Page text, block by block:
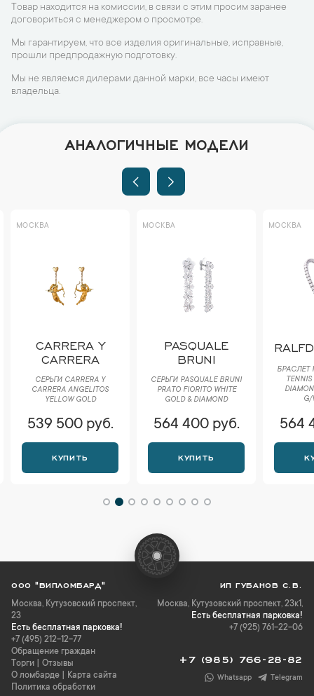
Товар находится на комиссии, в связи с этим просим заранее
договориться с менеджером о просмотре.
Мы гарантируем, что все изделия оригинальные, исправные,
прошли предпродажную подготовку.
Мы не являемся дилерами данной марки, все часы имеют
владельца.
АНАЛОГИЧНЫЕ МОДЕЛИ
МОСКВА
CARRERA Y
CARRERA
СЕРЬГИ CARRERA Y
CARRERA ANGELITOS
YELLOW GOLD
539 500 руб.
КУПИТЬ
МОСКВА
PASQUALE
BRUNI
СЕРЬГИ PASQUALE BRUNI
РRАTО FIORITO WHITE
GOLD & DIAMOND
564 400 руб.
КУПИТЬ
МОСКВА
БРАСЛЕТ
G/
564
ООО "ВИПЛОМБАРД"
Москва, Кутузовский проспект,
23
Есть бесплатная парковка!
+7 (495) 212-12-77
Обращение граждан
Торги
Отзывы
О ломбарде
Карта сайта
Политика обработки
ИП ГУБАНОВ С.В.
Москва, Кутузовский проспект, 23к1,
Есть бесплатная парковка!
+7 (925) 761-22-06
+7 (985) 766-28-82
Whatsapp Telegram